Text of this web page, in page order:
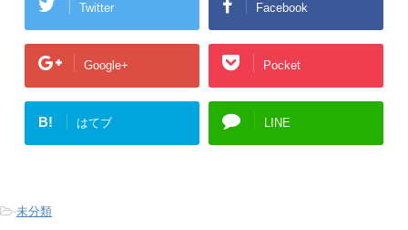
Twitter Facebook
Google+ Pocket
B! はてブ LINE
-未分類